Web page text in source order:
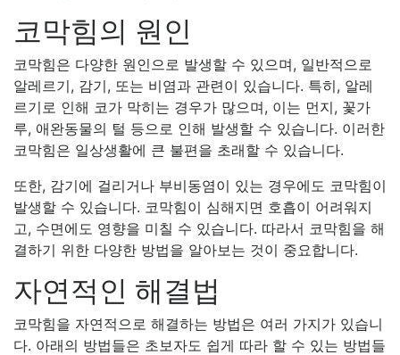
코막힘의 원인
코막힘은 다양한 원인으로 발생할 수 있으며, 일반적으로
알레르기, 감기, 또는 비염과 관련이 있습니다. 특히, 알레
르기로 인해 코가 막히는 경우가 많으며, 이는 먼지, 꽃가
루, 애완동물의 털 등으로 인해 발생할 수 있습니다. 이러한
코막힘은 일상생활에 큰 불편을 초래할 수 있습니다.
또한, 감기에 걸리거나 부비동염이 있는 경우에도 코막힘이
발생할 수 있습니다. 코막힘이 심해지면 호흡이 어려워지
고, 수면에도 영향을 미칠 수 있습니다. 따라서 코막힘을 해
결하기 위한 다양한 방법을 알아보는 것이 중요합니다.
자연적인 해결법
코막힘을 자연적으로 해결하는 방법은 여러 가지가 있습니
다. 아래의 방법들은 초보자도 쉽게 따라 할 수 있는 방법들